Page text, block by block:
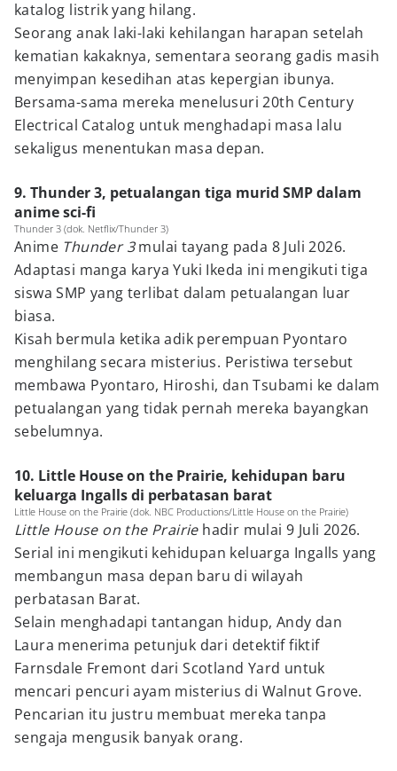
katalog listrik yang hilang.
Seorang anak laki-laki kehilangan harapan setelah
kematian kakaknya, sementara seorang gadis masih
menyimpan kesedihan atas kepergian ibunya.
Bersama-sama mereka menelusuri 20th Century
Electrical Catalog untuk menghadapi masa lalu
sekaligus menentukan masa depan.
9. Thunder 3, petualangan tiga murid SMP dalam
anime sci-fi
Thunder 3 (dok. Netflix/Thunder 3)
Anime Thunder 3mulai tayang pada 8 Juli 2026.
Adaptasi manga karya Yuki Ikeda ini mengikuti tiga
siswa SMP yang terlibat dalam petualangan luar
biasa.
Kisah bermula ketika adik perempuan Pyontaro
menghilang secara misterius. Peristiwa tersebut
membawa Pyontaro, Hiroshi, dan Tsubami ke dalam
petualangan yang tidak pernah mereka bayangkan
sebelumnya.
10. Little House on the Prairie, kehidupan baru
keluarga Ingalls di perbatasan barat
Little House on the Prairie (dok. NBC Productions/Little House on the Prairie)
Little House on the Prairiehadir mulai 9 Juli 2026.
Serial ini mengikuti kehidupan keluarga Ingalls yang
membangun masa depan baru di wilayah
perbatasan Barat.
Selain menghadapi tantangan hidup, Andy dan
Laura menerima petunjuk dari detektif fiktif
Farnsdale Fremont dari Scotland Yard untuk
mencari pencuri ayam misterius di Walnut Grove.
Pencarian itu justru membuat mereka tanpa
sengaja mengusik banyak orang.